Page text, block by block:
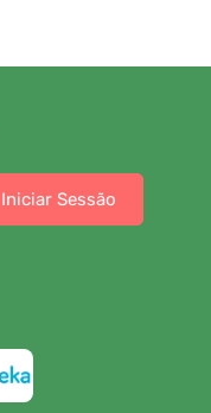
Iniciar Sessão